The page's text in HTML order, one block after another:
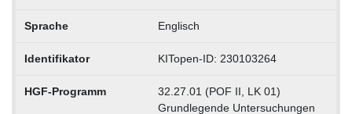
Sprache Englisch
Identifikator KITopen-ID: 230103264
HGF-Programm
32.27.01 (POF II, LK 01)
Grundlegende Untersuchungen